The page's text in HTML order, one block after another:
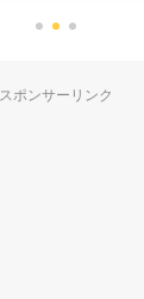
スポンサーリンク